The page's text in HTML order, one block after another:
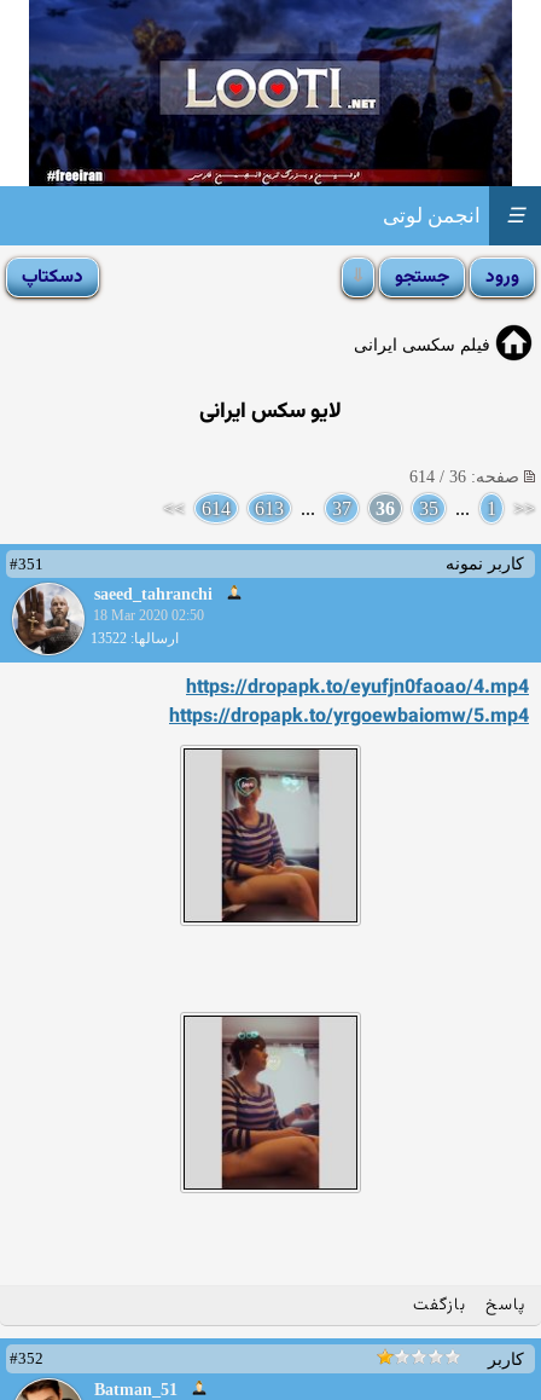
انجمن لوتی ☰
فیلم سکسی ایرانی
لایو سکس ایرانی
صفحه: 36 / 614
<<
1
...
35
36
37
...
613
614
>>
کاربر نمونه
#351
saeed_tahranchi
18 Mar 2020 02:50
ارسالها: 13522
https://dropapk.to/eyufjn0faoao/4.mp4
https://dropapk.to/yrgoewbaiomw/5.mp4
پاسخ بازگفت
کاربر
#352
Batman_51